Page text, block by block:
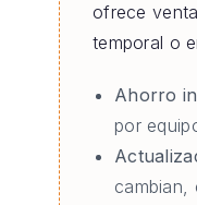
ofrece
temporal o
Ahorro
por
cambian,